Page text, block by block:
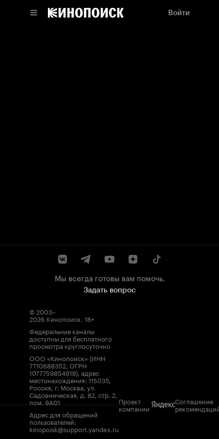
Войти
Мы всегда готовы вам помочь.
Задать вопрос
© 2003–
2026 Кинопоиск. 18+
Федеральные каналы
доступны для бесплатного
просмотра круглосуточно
ООО «Кинопоиск» (ИНН
7710688352, ОГРН
1077759854919), адрес
местонахождения: 115035,
Россия, г. Москва, ул.
Садовническая, д. 82, стр. 2,
пом. 9А01
Адрес для обращений
пользователей:
kinopoisk@support.yandex.ru
Проект
компании
Соглашение